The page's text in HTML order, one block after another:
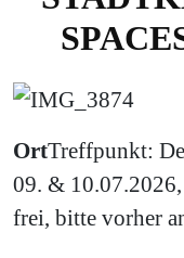
OrtTreffpunkt:
09. &
frei, bitte vorher